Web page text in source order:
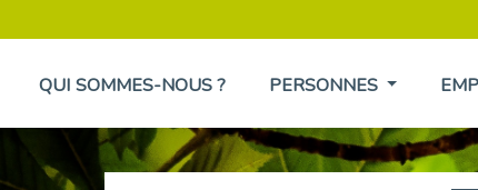
QUI SOMMES-NOUS ? PERSONNES